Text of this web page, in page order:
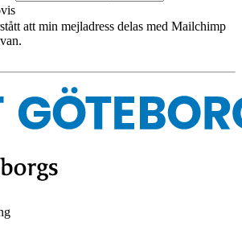
att min mejladress delas med Mailchimp